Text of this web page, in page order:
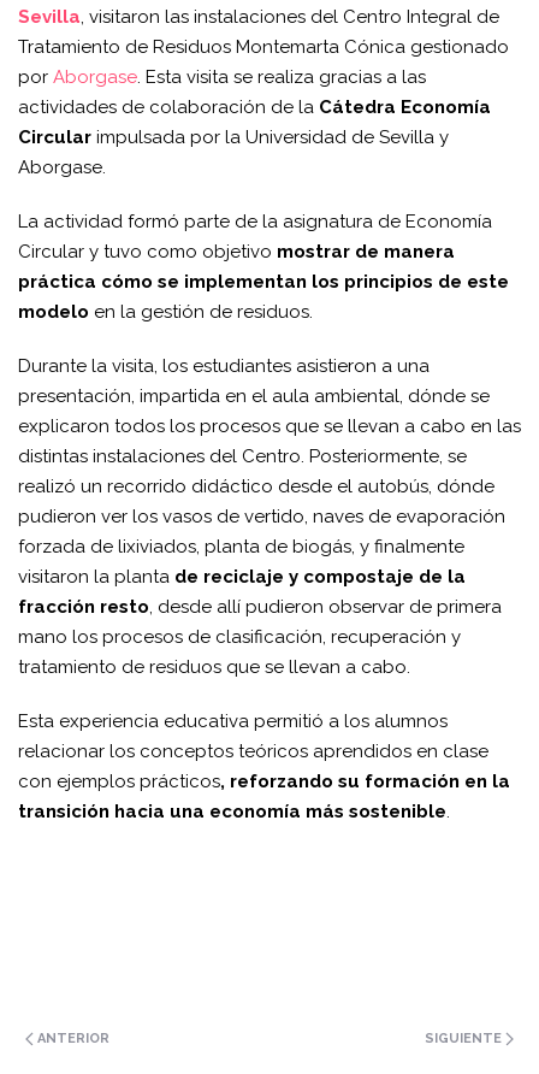
Sevilla, visitaron las instalaciones del Centro Integral de
Tratamiento de Residuos Montemarta Cónica gestionado
por Aborgase. Esta visita se realiza gracias a las
actividades de colaboración de la Cátedra Economía
Circular impulsada por la Universidad de Sevilla y
Aborgase.
La actividad formó parte de la asignatura de Economía
Circular y tuvo como objetivo mostrar de manera
práctica cómo se implementan los principios de este
modelo en la gestión de residuos.
Durante la visita, los estudiantes asistieron a una
presentación, impartida en el aula ambiental, dónde se
explicaron todos los procesos que se llevan a cabo en las
distintas instalaciones del Centro. Posteriormente, se
realizó un recorrido didáctico desde el autobús, dónde
pudieron ver los vasos de vertido, naves de evaporación
forzada de lixiviados, planta de biogás, y finalmente
visitaron la planta de reciclaje y compostaje de la
fracción resto, desde allí pudieron observar de primera
mano los procesos de clasificación, recuperación y
tratamiento de residuos que se llevan a cabo.
Esta experiencia educativa permitió a los alumnos
relacionar los conceptos teóricos aprendidos en clase
con ejemplos prácticos, reforzando su formación en la
transición hacia una economía más sostenible.
ANTERIOR SIGUIENTE